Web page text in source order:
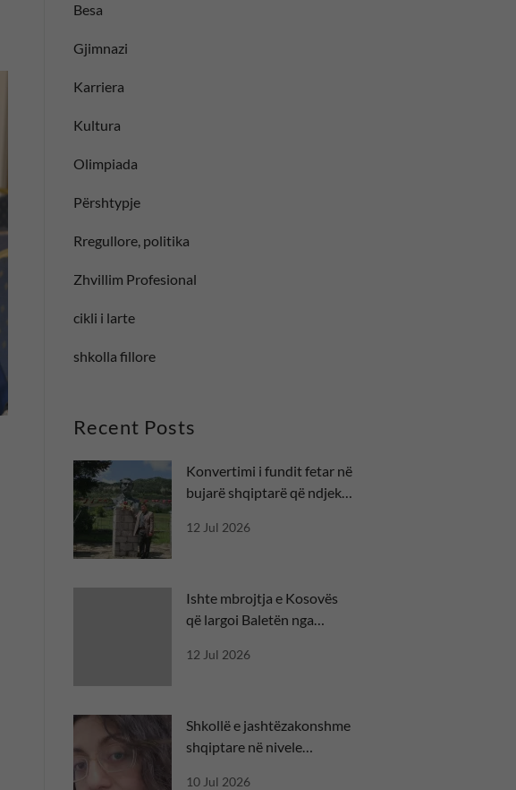
Besa
Gjimnazi
Karriera
Kultura
Olimpiada
Përshtypje
Rregullore, politika
Zhvillim Profesional
cikli i larte
shkolla fillore
Recent Posts
Konvertimi i fundit fetar në
bujarë shqiptarë që ndjekin
12 Jul 2026
Ishte mbrojtja e Kosovës
që largoi Baletën nga
12 Jul 2026
Shkollë e jashtëzakonshme
shqiptare në nivele
10 Jul 2026